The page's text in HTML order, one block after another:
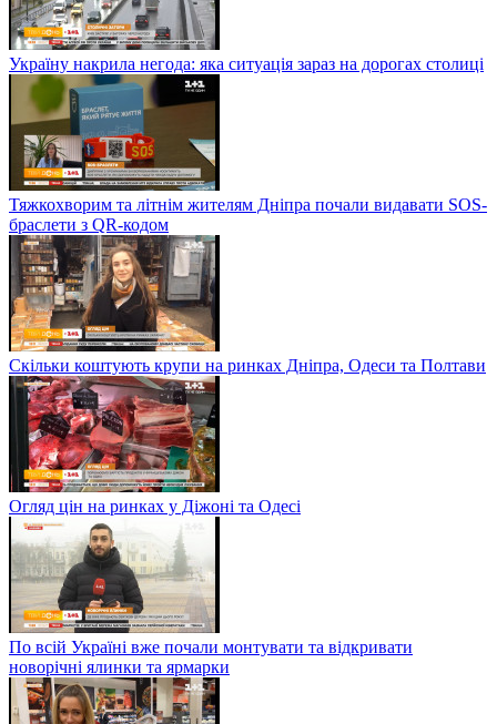
Україну накрила негода: яка ситуація зараз на дорогах столиці
Тяжкохворим та літнім жителям Дніпра почали видавати SOS-
браслети з QR-кодом
Скільки коштують крупи на ринках Дніпра, Одеси та Полтави
Огляд цін на ринках у Діжоні та Одесі
По всій Україні вже почали монтувати та відкривати
новорічні ялинки та ярмарки